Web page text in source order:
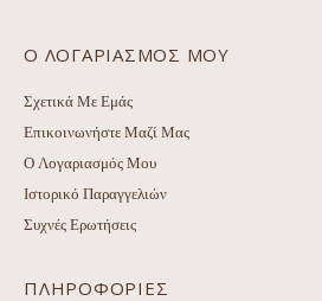
Ο ΛΟΓΑΡΙΑΣΜΌΣ ΜΟΥ
Σχετικά Με Εμάς
Επικοινωνήστε Μαζί Μας
Ο Λογαριασμός Μου
Ιστορικό Παραγγελιών
Συχνές Ερωτήσεις
ΠΛΗΡΟΦΟΡΊΕΣ